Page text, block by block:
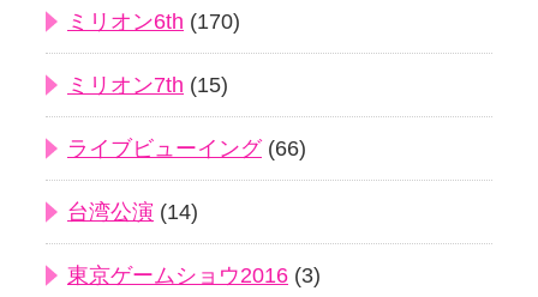
ミリオン6th (170)
ミリオン7th (15)
ライブビューイング(66)
台湾公演 (14)
東京ゲームショウ2016 (3)